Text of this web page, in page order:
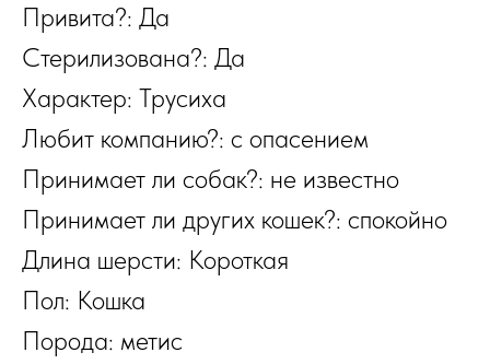
Привита?: Да
Стерилизована?: Да
Характер: Трусиха
Любит компанию?: с опасением
Принимает ли собак?: не известно
Принимает ли других кошек?: спокойно
Длина шерсти: Короткая
Пол: Кошка
Порода: метис